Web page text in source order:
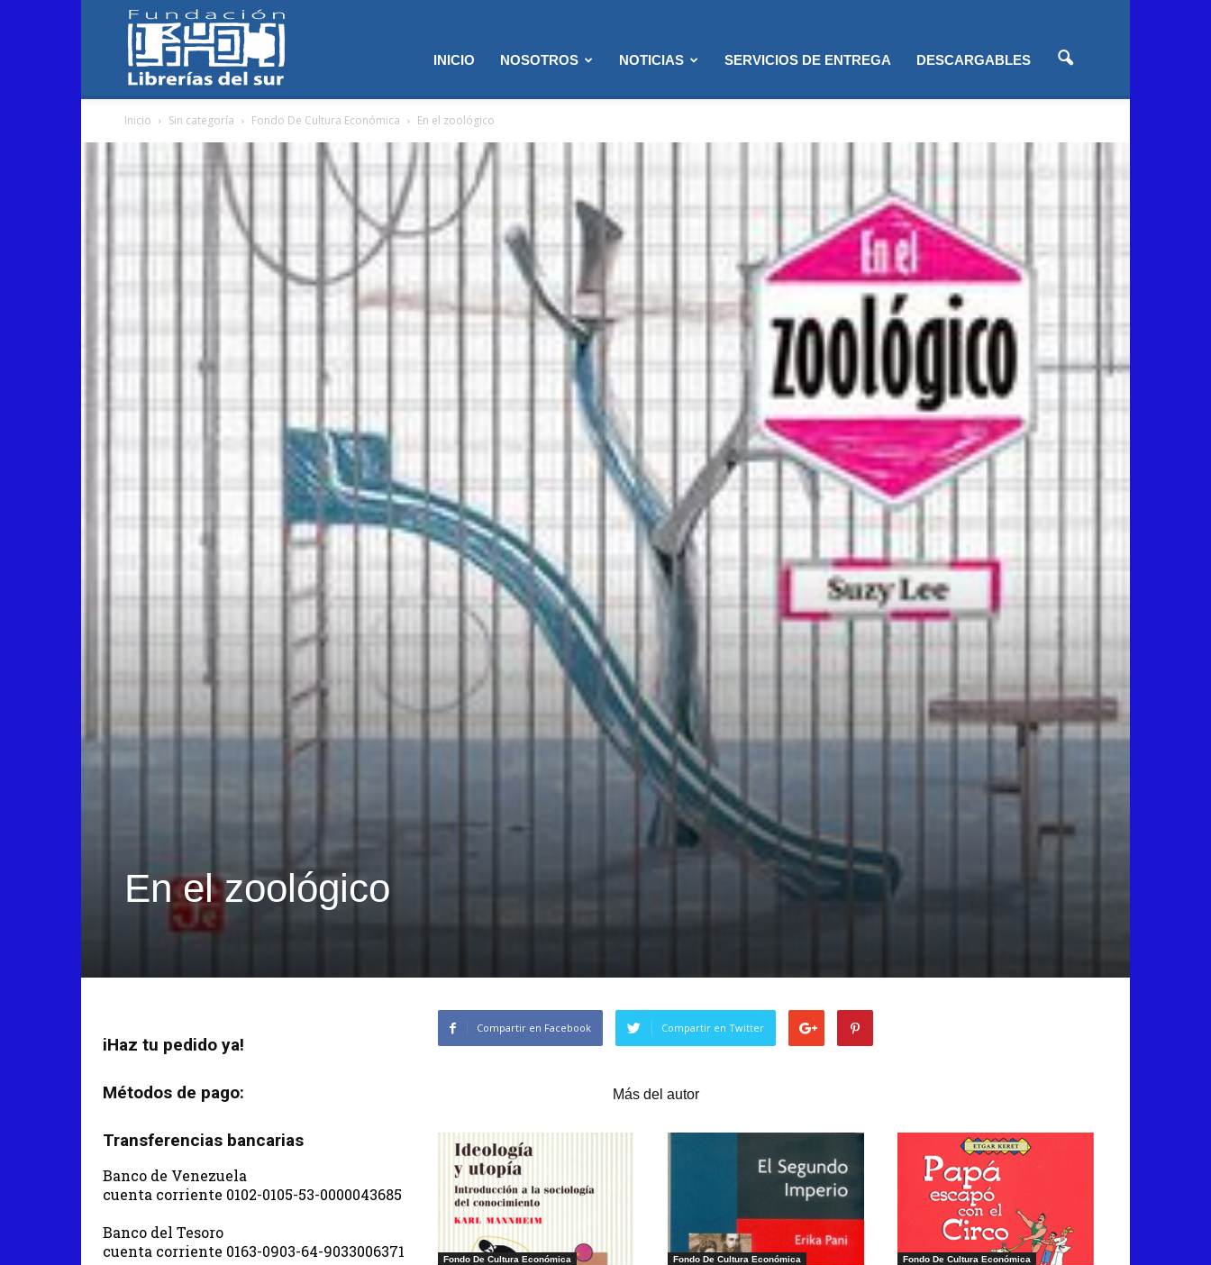
Librerías
INICIO NOSOTROS NOTICIAS SERVICIOS DE ENTREGA DESCARGABLES
Inicio Sin categoría Fondo De Cultura Económica En el zoológico
En el zoológico
Compartir en Facebook Compartir en Twitter
Más del autor
Fondo De Cultura Económica Fondo De Cultura Económica Fondo De Cultura Económica
iHaz tu pedido ya!
Métodos de pago:
Transferencias bancarias
Banco de Venezuela
cuenta corriente 0102-0105-53-0000043685
Banco del Tesoro
cuenta corriente 0163-0903-64-9033006371